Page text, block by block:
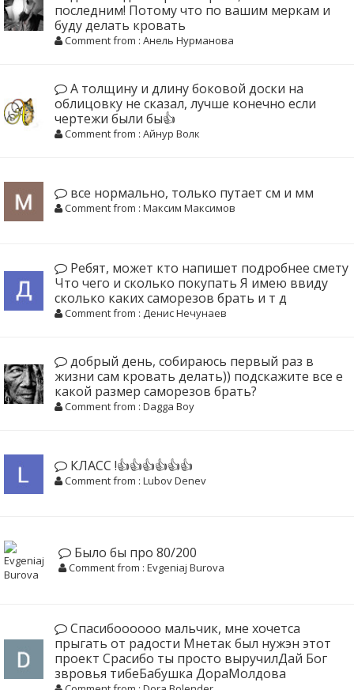
последним! Потому что по вашим меркам и
буду делать кровать
Comment from : Анель Нурманова
А толщину и длину боковой доски на
облицовку не сказал, лучше конечно если
чертежи были бы👍
Comment from : Айнур Волк
все нормально, только путает см и мм
Comment from : Максим Максимов
Ребят, может кто напишет подробнее смету
Что чего и сколько покупать Я имею ввиду
сколько каких саморезов брать и т д
Comment from : Денис Нечунаев
добрый день, собираюсь первый раз в
жизни сам кровать делать)) подскажите все е
какой размер саморезов брать?
Comment from : Dagga Boy
КЛАСС !👍👍👍👍👍👍
Comment from : Lubov Denev
Было бы про 80/200
Comment from : Evgeniaj Burova
Спасибоооооо мальчик, мне хочетса
прыгать от радости Мнетак был нужэн этот
проект Срасибо ты просто выручилДай Бог
звровья тибеБабушка ДораМолдова